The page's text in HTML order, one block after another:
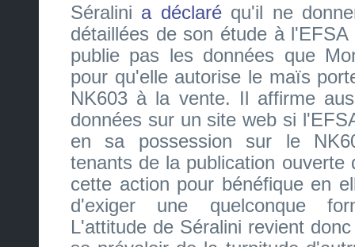
Séralini a déclaréqu'il ne
détaillées de son étude à
publie pas les données que
pour qu'elle autorise le maïs
NK603 à la vente. Il affirme
données sur un site web si
en sa possession sur le
tenants de la publication ouverte
cette action pour bénéfique en
d'exiger une quelconque
L'attitude de Séralini revient